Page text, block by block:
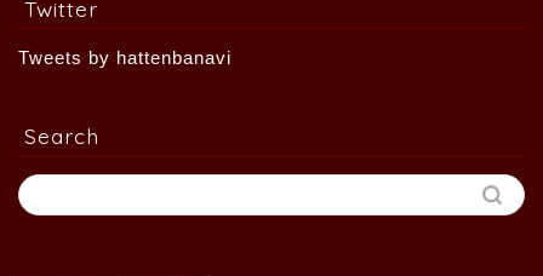
Twitter
Tweets by hattenbanavi
Search